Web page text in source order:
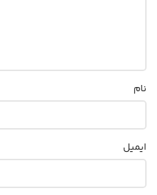
نام
ایمیل